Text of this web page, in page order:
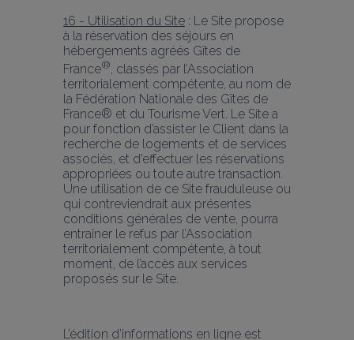
16 - Utilisation du Site : Le Site propose
à la réservation des séjours en
hébergements agréés Gîtes de
France®, classés par l’Association
territorialement compétente, au nom de
la Fédération Nationale des Gîtes de
France® et du Tourisme Vert. Le Site a
pour fonction d’assister le Client dans la
recherche de logements et de services
associés, et d’effectuer les réservations
appropriées ou toute autre transaction.
Une utilisation de ce Site frauduleuse ou
qui contreviendrait aux présentes
conditions générales de vente, pourra
entraîner le refus par l’Association
territorialement compétente, à tout
moment, de l’accès aux services
proposés sur le Site.
L’édition d’informations en ligne est